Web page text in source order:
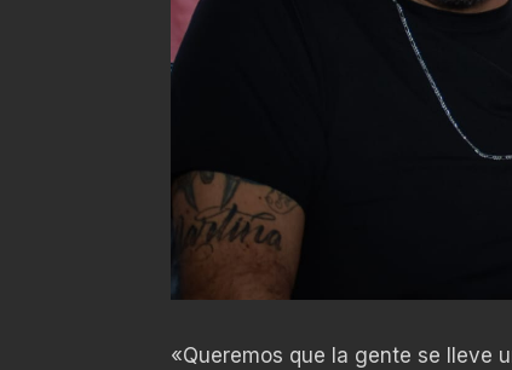
«Queremos que la gente se lleve